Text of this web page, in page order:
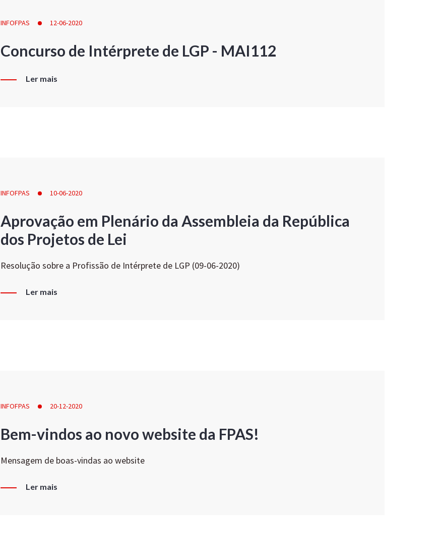
INFOFPAS 12-06-2020
Concurso de Intérprete de LGP - MAI112
Ler mais
INFOFPAS 10-06-2020
Aprovação em Plenário da Assembleia da República
dos Projetos de Lei
Resolução sobre a Profissão de Intérprete de LGP (09-06-2020)
Ler mais
INFOFPAS 20-12-2020
Bem-vindos ao novo website da FPAS!
Mensagem de boas-vindas ao website
Ler mais